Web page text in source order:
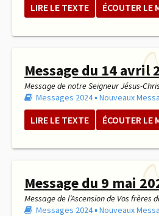
LIRE LE TEXTE ÉCOUTER LE
Message du 14 avril
Message de notre Seigneur Jésus-
Messages 2024▪︎Nouveaux
LIRE LE TEXTE ÉCOUTER LE
Message du 9 mai
Message de l’Ascension de Vos frères
Messages 2024▪︎Nouveaux